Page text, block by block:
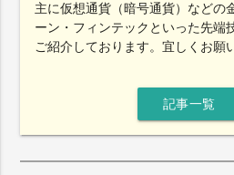
主に仮想通貨（暗号通貨）などの
ーン・フィンテックといった先端
ご紹介しております。宜しくお願
記事一覧